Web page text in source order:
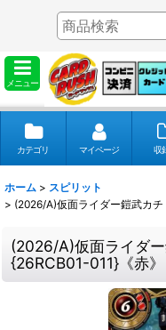
メニュー
カテゴリ マイページ 収
ホーム > スピリット
> (2026/A)仮面ライダー鎧武カチ
(2026/A)仮面ライダー
{26RCB01-011}《赤》